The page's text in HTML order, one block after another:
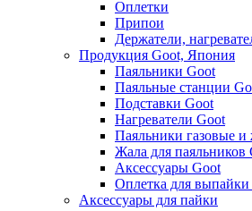
Оплетки
Припои
Держатели,
Продукция Goot, Япония
Паяльники Goot
Паяльные станции
Подставки Goot
Нагреватели Goot
Паяльники газовые и
Жала для паяльников
Аксессуары Goot
Оплетка для
Аксессуары для пайки